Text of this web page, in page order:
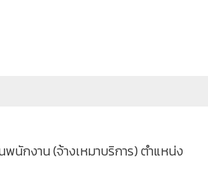
นักงาน (จ้างเหมาบริการ) ตำแหน่ง